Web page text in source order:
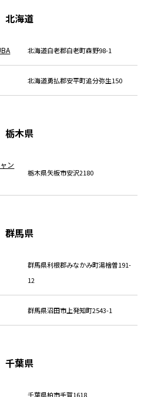
北海道
北海道白老郡白老町森野98-1
北海道勇払郡安平町追分弥生150
栃木県
ン
栃木県矢板市安沢2180
群馬県
群馬県利根郡みなかみ町湯檜曽191-
12
群馬県沼田市上発知町2543-1
千葉県
千葉県柏市手賀1618